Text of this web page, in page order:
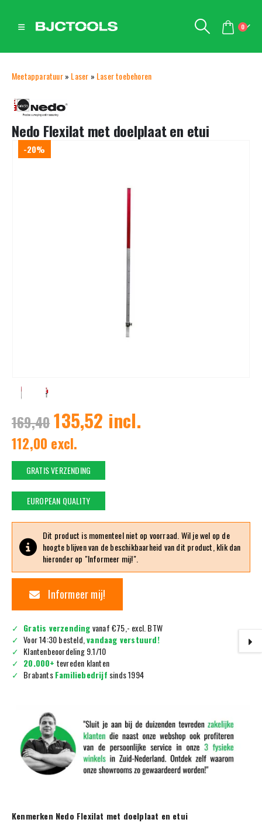
0
Meetapparatuur» Laser » Laser toebehoren
Nedo Flexilat met doelplaat en etui
-20%
169,40 135,52 incl.
112,00 excl.
GRATIS VERZENDING
EUROPEAN QUALITY
Dit product is momenteel niet op voorraad. Wil je wel op de
hoogte blijven van de beschikbaarheid van dit product, klik dan
hieronder op "Informeer mij!".
Informeer mij!
Gratis verzendingvanaf €75,- excl. BTW
Voor 14:30 besteld,vandaag verstuurd!
Klantenbeoordeling 9.1/10
20.000+ tevreden klanten
BrabantsFamiliebedrijf sinds 1994
Kenmerken Nedo Flexilat met doelplaat en etui